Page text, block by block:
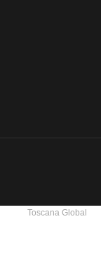
Toscana Global